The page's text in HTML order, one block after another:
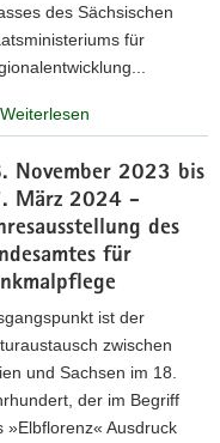
des Sächsischen
für
Weiterlesen
November 2023 bis
März 2024 -
des
für
ist der
zwischen
und Sachsen im 18.
der im Begriff
»Elbflorenz« Ausdruck